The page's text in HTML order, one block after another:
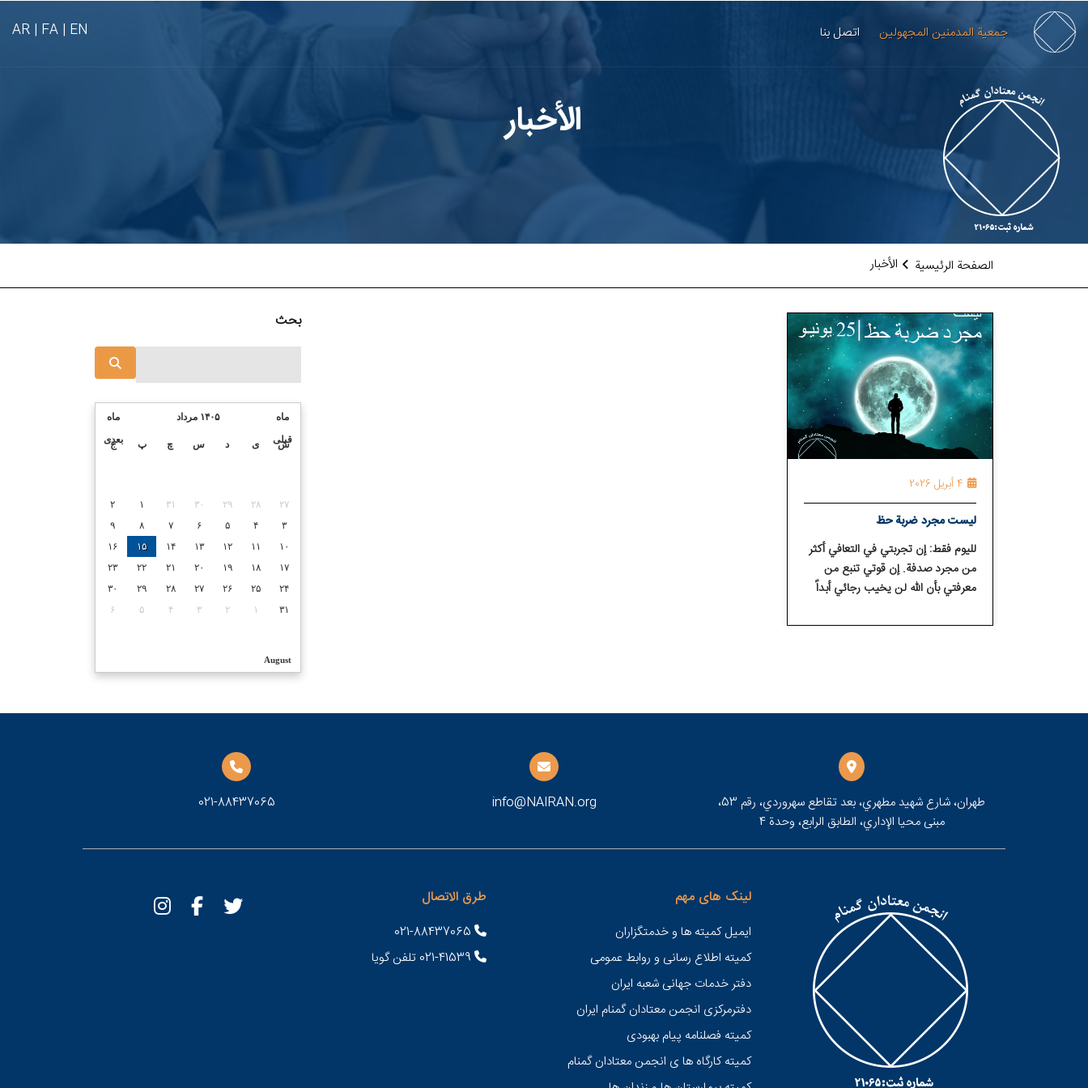
EN |
FA |
AR جمعية المدمنين المجهولين اتصل بنا
الأخبار
الصفحة الرئيسية الأخبار
4 أبريل 2026
ليست مجرد ضربة حظ
لليوم فقط: إن تجربتي في التعافي أكثر
من مجرد صدفة. إن قوتي تنبع من
معرفتي بأن الله لن يخيب رجائي أبداً
بحث
ماه
بعدی
۱۴۰۵ مرداد
ماه
قبلی
ش ی د س چ پ ج
۲۷ ۲۸ ۲۹ ۳۰ ۳۱ ۱
۲
۳
۴ ۵ ۶ ۷ ۸
۹
۱۰
۱۱ ۱۲ ۱۳ ۱۴ ۱۵
۱۶
۱۷
۱۸ ۱۹ ۲۰ ۲۱ ۲۲
۲۳
۲۴
۲۵ ۲۶ ۲۷ ۲۸ ۲۹
۳۰
۳۱
۱ ۲ ۳ ۴ ۵ ۶
August
طهران، شارع شهيد مطهري، بعد تقاطع سهروردي، رقم 53،
مبنى محيا الإداري، الطابق الرابع، وحدة 4
info@NAIRAN.org
021-88437065
لینک های مهم
ایمیل کمیته ها و خدمتگزاران
کميته اطلاع رسانی و روابط عمومی
دفتر خدمات جهانی شعبه ايران
دفترمرکزی انجمن معتادان گمنام ایران
کمیته فصلنامه پیام بهبودی
کمیته کارگاه ها ی انجمن معتادان گمنام
طرق الاتصال